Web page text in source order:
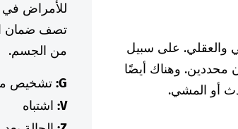
والعقلي. على سبيل
محددين. وهناك أيضًا
أو المشي.
للأمراض في
تصف ضمان
من الجسم.
G: تشخيص
V: اشتباه